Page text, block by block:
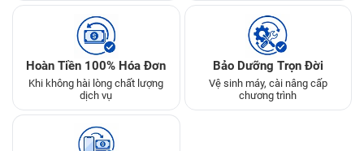
Hoàn Tiền 100% Hóa Đơn
Khi không hài lòng chất lượng
dịch vụ
Bảo Dưỡng Trọn Đời
Vệ sinh máy, cài nâng cấp
chương trình